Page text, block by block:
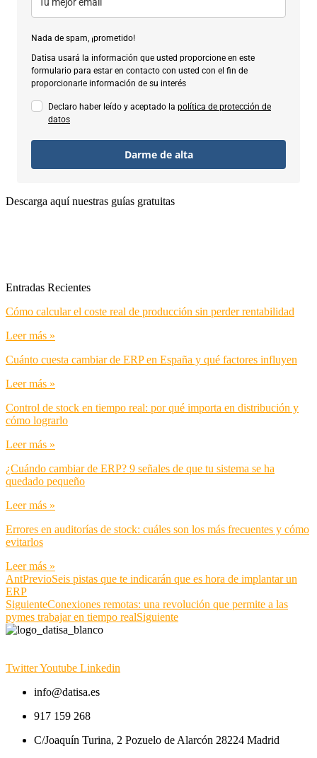
Nada de spam, ¡prometido!
Datisa usará la información que usted proporcione en este
formulario para estar en contacto con usted con el fin de
proporcionarle información de su interés
Declaro haber leído y aceptado la política de protección de
datos
Darme de alta
Descarga aquí nuestras guías gratuitas
Entradas Recientes
Cómo calcular el coste real de producción sin perder rentabilidad
Leer más »
Cuánto cuesta cambiar de ERP en España y qué factores influyen
Leer más »
Control de stock en tiempo real: por qué importa en distribución y
cómo lograrlo
Leer más »
¿Cuándo cambiar de ERP? 9 señales de que tu sistema se ha
quedado pequeño
Leer más »
Errores en auditorías de stock: cuáles son los más frecuentes y cómo
evitarlos
Leer más »
AntPrevioSeis pistas que te indicarán que es hora de implantar un
ERP
SiguienteConexiones remotas: una revolución que permite a las
pymes trabajar en tiempo realSiguiente
TwitterYoutube Linkedin
info@datisa.es
917 159 268
C/Joaquín Turina, 2 Pozuelo de Alarcón 28224 Madrid